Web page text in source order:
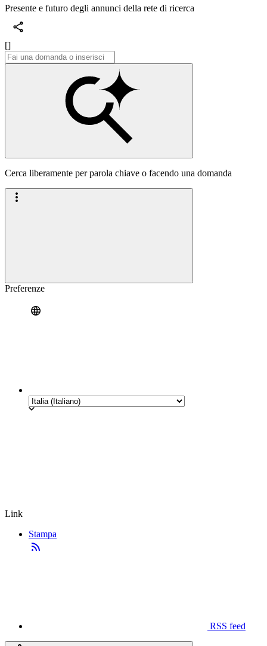
Presente e futuro degli annunci della rete di ricerca
[]
Cerca liberamente per parola chiave o facendo una domanda
Preferenze
Link
Stampa
RSS feed